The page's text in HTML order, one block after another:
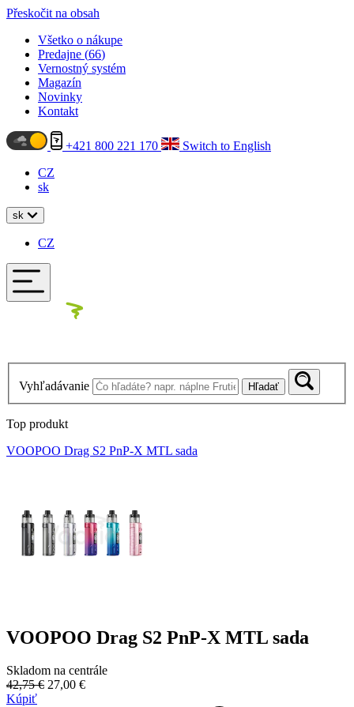
Přeskočit na obsah
Všetko o nákupe
Predajne (66)
Vernostný systém
Magazín
Novinky
Kontakt
+421 800 221 170
Switch to English
CZ
sk
sk
CZ
Vyhľadávanie Hľadať
Top produkt
VOOPOO Drag S2 PnP-X MTL sada
VOOPOO Drag S2 PnP-X MTL sada
Skladom na centrále
42,75 € 27,00 €
Kúpiť